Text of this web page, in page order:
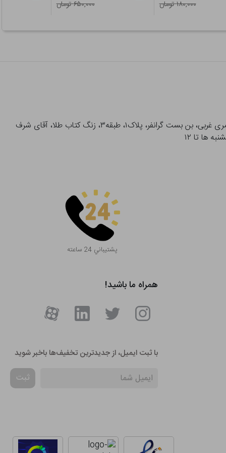
۱۸۰,۰۰۰ تومان
۶۵۰,۰۰۰ تومان
آدرس تحویل حضوری سفارشات: میدان انقلاب، خیابان انقلاب، خیابان ۱۲ فروردین، خیابان شهدای ژاندارمری غربی، بن بست گرانفر، پلاک۱، طبقه۳، زنگ کتاب طلا، آقای شرف
پشتيباني 24 ساعته
همراه ما باشید!
با ثبت ایمیل، از جدید‌ترین تخفیف‌ها با‌خبر شوید
ثبت